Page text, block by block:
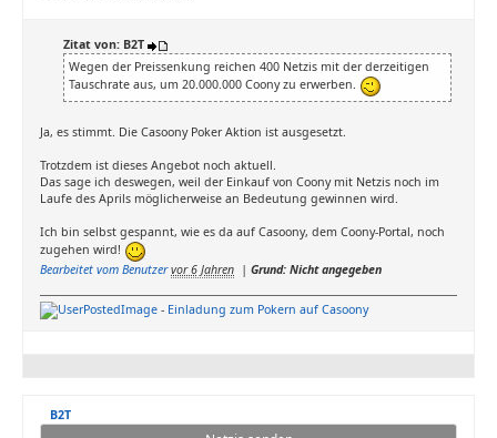
Zitat von: B2T
Wegen der Preissenkung reichen 400 Netzis mit der derzeitigen
Tauschrate aus, um 20.000.000 Coony zu erwerben.
Ja, es stimmt. Die Casoony Poker Aktion ist ausgesetzt.
Trotzdem ist dieses Angebot noch aktuell.
Das sage ich deswegen, weil der Einkauf von Coony mit Netzis noch im
Laufe des Aprils möglicherweise an Bedeutung gewinnen wird.
Ich bin selbst gespannt, wie es da auf Casoony, dem Coony-Portal, noch
zugehen wird!
Bearbeitet vom Benutzer vor 6 Jahren | Grund: Nicht angegeben
- Einladung zum Pokern auf Casoony
B2T